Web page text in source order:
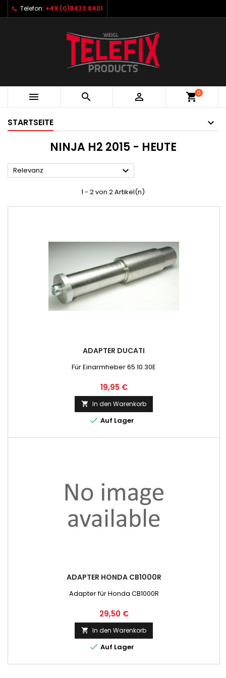
Telefon: +49 (0)8433 8401
   shopping_cart0
STARTSEITE
NINJA H2 2015 - HEUTE
Relevanz 
1 - 2 von 2 Artikel(n)
ADAPTER DUCATI
Für Einarmheber 65.10.30E
Preis
19,95 €
 In den Warenkorb
 Auf Lager
ADAPTER HONDA CB1000R
Adapter für Honda CB1000R
Preis
29,50 €
 In den Warenkorb
 Auf Lager